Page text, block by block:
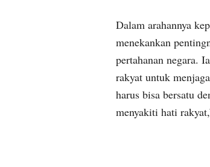
Dalam arahannya
menekankan
pertahanan negara.
rakyat untuk
harus bisa bersatu
menyakiti hati